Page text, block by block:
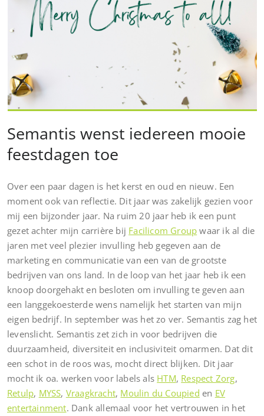
Semantis wenst iedereen mooie
feestdagen toe
Over een paar dagen is het kerst en oud en nieuw. Een
moment ook van reflectie. Dit jaar was zakelijk gezien voor
mij een bijzonder jaar. Na ruim 20 jaar heb ik een punt
gezet achter mijn carrière bij Facilicom Group waar ik al die
jaren met veel plezier invulling heb gegeven aan de
marketing en communicatie van een van de grootste
bedrijven van ons land. In de loop van het jaar heb ik een
knoop doorgehakt en besloten om invulling te geven aan
een langgekoesterde wens namelijk het starten van mijn
eigen bedrijf. In september was het zo ver. Semantis zag het
levenslicht. Semantis zet zich in voor bedrijven die
duurzaamheid, diversiteit en inclusiviteit omarmen. Dat dit
een schot in de roos was, mocht direct blijken. Dit jaar
mocht ik oa. werken voor labels als HTM, Respect Zorg,
Retulp, MYSS, Vraagkracht, Moulin du Coupied en EV
entertainment. Dank allemaal voor het vertrouwen in het